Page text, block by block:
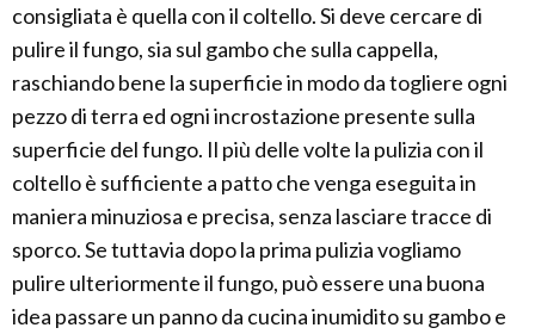
consigliata è quella con il coltello. Si deve cercare di
pulire il fungo, sia sul gambo che sulla cappella,
raschiando bene la superficie in modo da togliere ogni
pezzo di terra ed ogni incrostazione presente sulla
superficie del fungo. Il più delle volte la pulizia con il
coltello è sufficiente a patto che venga eseguita in
maniera minuziosa e precisa, senza lasciare tracce di
sporco. Se tuttavia dopo la prima pulizia vogliamo
pulire ulteriormente il fungo, può essere una buona
idea passare un panno da cucina inumidito su gambo e